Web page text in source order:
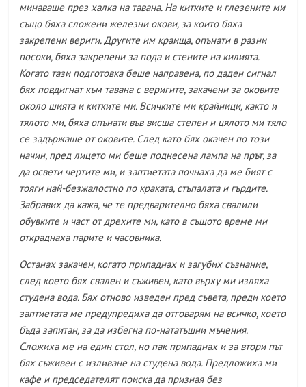
минаваше през халка на тавана. На китките и глезените ми
също бяха сложени железни окови, за които бяха
закрепени вериги. Другите им краища, опънати в разни
посоки, бяха закрепени за пода и стените на килията.
Когато тази подготовка беше направена, по даден сигнал
бях повдигнат към тавана с веригите, закачени за оковите
около шията и китките ми. Всичките ми крайници, както и
тялото ми, бяха опънати във висша степен и цялото ми тяло
се задържаше от оковите. След като бях окачен по този
начин, пред лицето ми беше поднесена лампа на прът, за
да освети чертите ми, и заптиетата почнаха да ме бият с
тояги най-безжалостно по краката, стъпалата и гърдите.
Забравих да кажа, че те предварително бяха свалили
обувките и част от дрехите ми, като в същото време ми
откраднаха парите и часовника.
Останах закачен, когато припаднах и загубих съзнание,
след което бях свален и съживен, като върху ми изляха
студена вода. Бях отново изведен пред съвета, преди което
заптиетата ме предупредиха да отговарям на всичко, което
бъда запитан, за да избегна по-нататъшни мъчения.
Сложиха ме на един стол, но пак припаднах и за втори път
бях съживен с изливане на студена вода. Предложиха ми
кафе и председателят поиска да призная без